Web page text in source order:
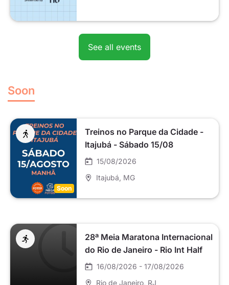
See all events
Soon
Soon
Treinos no Parque da Cidade -
Itajubá - Sábado 15/08
15/08/2026
Itajubá , MG
28ª Meia Maratona Internacional
do Rio de Janeiro - Rio Int Half
Marathon
16/08/2026 - 17/08/2026
Rio de Janeiro , RJ